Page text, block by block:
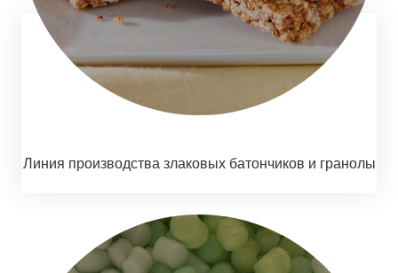
Линия производства злаковых батончиков и гранолы